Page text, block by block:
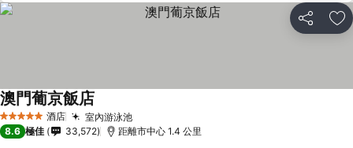
分享 放
5 星級 酒店 室內游泳池
澳門葡京飯店
8.6 極佳 33,572 距離市中心 1.4 公里